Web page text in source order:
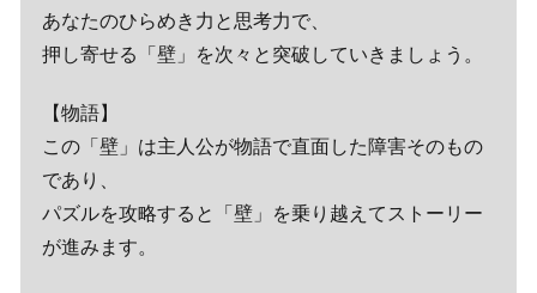
あなたのひらめき力と思考力で、
押し寄せる「壁」を次々と突破していきましょう。
【物語】
この「壁」は主人公が物語で直面した障害そのもの
であり、
パズルを攻略すると「壁」を乗り越えてストーリー
が進みます。